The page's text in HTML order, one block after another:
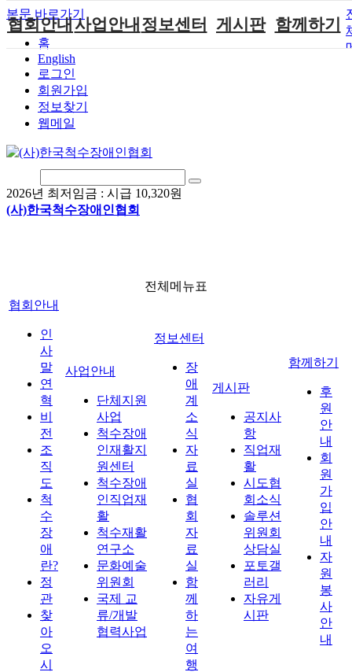
본문 바로가기
홈
English
로그인
회원가입
정보찾기
웹메일
2026년 최저임금 : 시급 10,320원
(사)한국척수장애인협회
협회안내
인사말
연혁
비전
조직도
척수장애란?
찾아오시는길
사업안내
단체지원사업
척수장애인재
활지원센터
척수장애인직
문화예술위원
회
정보센터 게시판 함께하기
전체메뉴표
협회안내
인
사
말
연
혁
비
전
조
직
도
척
수
장
애
란?
정
관
찾
아
오
시
사업안내
단체지원
사업
척수장애
인재활지
원센터
척수장애
인직업재
활
척수재활
연구소
문화예술
위원회
국제 교
류/개발
협력사업
정보센터
장
애
계
소
식
자
료
실
협
회
자
료
실
함
께
하
는
여
행
게시판
공지사
항
직업재
활
시도협
회소식
솔루션
위원회
상담실
포토갤
러리
자유게
시판
함께하기
후
원
안
내
회
원
가
입
안
내
자
원
봉
사
안
내